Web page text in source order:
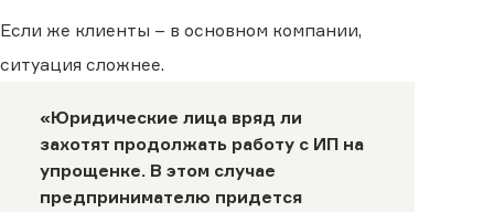
Если же клиенты – в основном компании,
ситуация сложнее.
«Юридические лица вряд ли
захотят продолжать работу с ИП на
упрощенке. В этом случае
предпринимателю придется